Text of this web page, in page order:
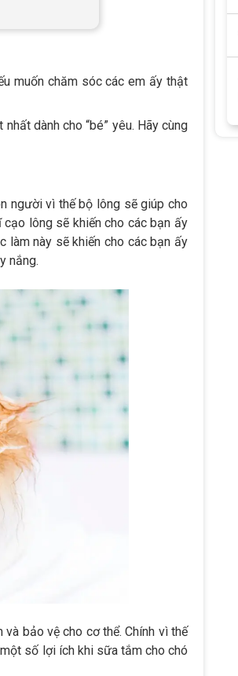
muốn chăm sóc các em ấy thật
dành cho “bé” yêu. Hãy cùng
người vì thế bộ lông sẽ giúp cho
lông sẽ khiến cho các bạn ấy
làm này sẽ khiến cho các bạn ấy
nắng.
bảo vệ cho cơ thể. Chính vì thế
số lợi ích khi sữa tắm cho chó